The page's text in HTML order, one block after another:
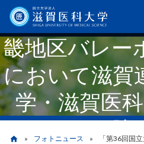
ン
コ
ン
テ
ン
ツ
「第36回国立
畿地区バレー
において滋賀
学・滋賀医
勝
home フォトニュース 「第36回国立大学法人等近畿